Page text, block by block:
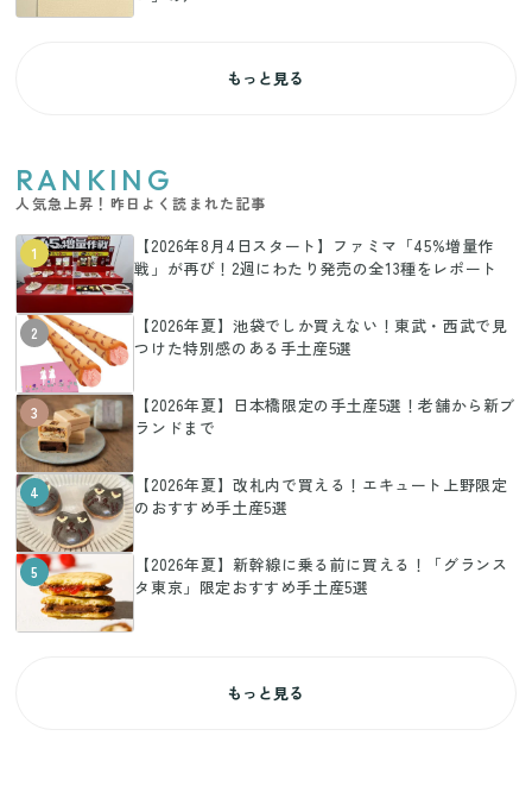
もっと見る
RANKING
人気急上昇！昨日よく読まれた記事
1
【2026年8月4日スタート】ファミマ「45%増量作
戦」が再び！2週にわたり発売の全13種をレポート
2
【2026年夏】池袋でしか買えない！東武・西武で見
つけた特別感のある手土産5選
3
【2026年夏】日本橋限定の手土産5選！老舗から新ブ
ランドまで
4
【2026年夏】改札内で買える！エキュート上野限定
のおすすめ手土産5選
5
【2026年夏】新幹線に乗る前に買える！「グランス
タ東京」限定おすすめ手土産5選
もっと見る